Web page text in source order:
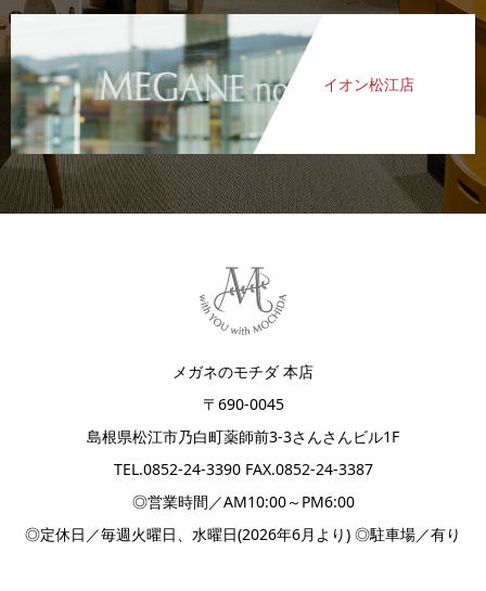
イオン松江店
メガネのモチダ 本店
〒690-0045
島根県松江市乃白町薬師前3-3さんさんビル1F
TEL.0852-24-3390FAX.0852-24-3387
◎営業時間／AM10:00～PM6:00
◎定休日／毎週火曜日、水曜日(2026年6月より) ◎駐車場／有り